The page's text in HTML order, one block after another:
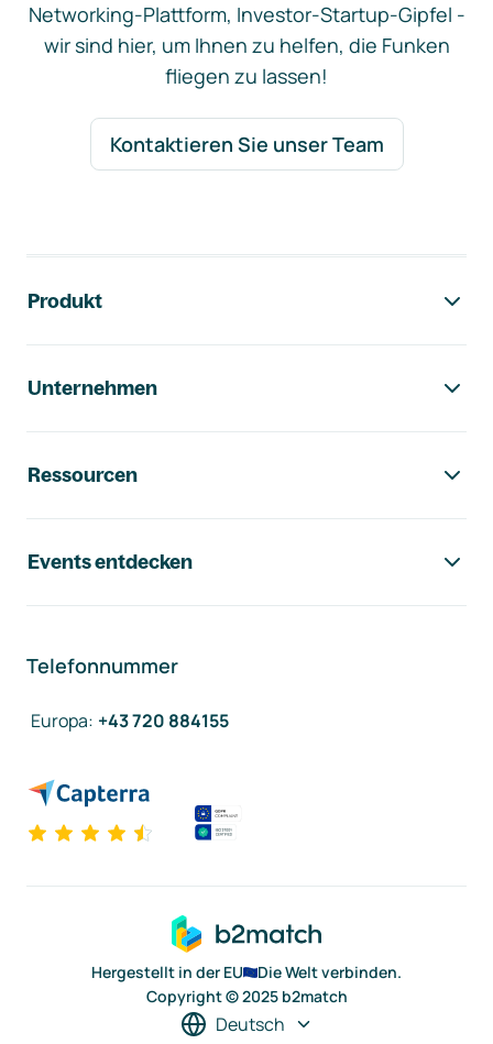
Networking-Plattform, Investor-Startup-Gipfel -
wir sind hier, um Ihnen zu helfen, die Funken
fliegen zu lassen!
Kontaktieren Sie unser Team
Produkt
Unternehmen
Ressourcen
Events entdecken
Telefonnummer
Europa: +43 720 884155
Hergestellt in der EU
Die Welt verbinden.
Copyright © 2025 b2match
Deutsch